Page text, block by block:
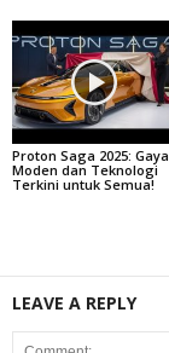
Proton Saga 2025: Gaya
Moden dan Teknologi
Terkini untuk Semua!
LEAVE A REPLY